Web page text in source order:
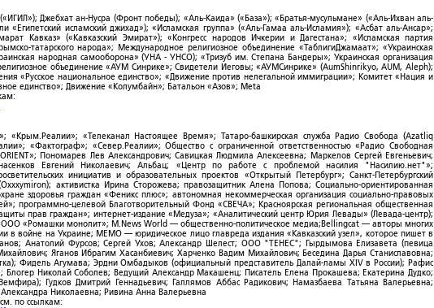
Джебхат ан-Нусра (Фронт победы); «Аль-Каида» («База»); «Братья-мусульмане» («Аль-Ихван аль-
исламский джихад»); «Исламская группа» («Аль-Гамаа аль-Исламия»); «Асбат аль-Ансар»;
Кавказ» («Кавказский Эмират»); «Конгресс народов Ичкерии и Дагестана»; «Исламская партия
татарского народа»; Международное религиозное объединение «ТаблигиДжамаат»; «Украинская
народная самооборона» (УНА - УНСО); «Тризуб им. Степана Бандеры»; Украинская организация
объединение «АУМ Синрике»; Свидетели Иеговы; «АУМСинрике» (AumShinrikyo, AUM, Aleph);
«Русское национальное единство»; «Движение против нелегальной иммиграции»; Комитет «Нация и
единство»; Движение «Колумбайн»; Батальон «Азов»; Meta
«Крым.Реалии»; «Телеканал Настоящее Время»; Татаро-башкирская служба Радио Свобода (Azatliq
«Фактограф»; «Север.Реалии»; Общество с ограниченной ответственностью «Радио Свободная
Пономарев Лев Александрович; Савицкая Людмила Алексеевна; Маркелов Сергей Евгеньевич;
Евгений Николаевич; Альбац; «Центр по работе с проблемой насилия "Насилию.нет"»;
инициатив и образовательных проектов «Открытый Петербург»; Санкт-Петербургский
активистка Ирина Сторожева; правозащитник Алена Попова; Социально-ориентированная
здоровья граждан «Феникс плюс»; автономная некоммерческая организация социально-правовых
программно-целевой Благотворительный Фонд «СВЕЧА»; Красноярская региональная общественная
прав граждан»; интернет-издание «Медуза»; «Аналитический центр Юрия Левады» (Левада-центр);
«Ромашки монолит»; M.News World — общественно-политическое медиа;Bellingcat — авторы многих
в войне на Украине; МЕМО — юридическое лицо главреда издания «Кавказский узел», которое пишет в
Анатолий Фурсов; Сергей Ухов; Александр Шелест; ООО "ТЕНЕС"; Гырдымова Елизавета (певица
Яганов Ибрагим Хасанбиевич; Харченко Вадим Михайлович; Беседина Дарья Станиславовна;
Фидель Агумава; Эрдни Омбадыков (официальный представитель Далай-ламы XIV в России); Рафис
Николай Соболев; Ведущий Александр Макашенц; Писатель Елена Прокашева; Екатерина Дудко;
Гудков Дмитрий Геннадьевич; Галлямов Аббас Радикович; Намазбаева Татьяна Валерьевна;
Николаевна; Ривина Анна Валерьевна
по ссылкам: